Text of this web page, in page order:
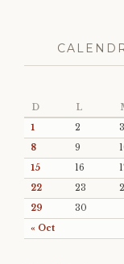
D L
« Oct
1 2 3
8
9
15
16
22
23
29
30